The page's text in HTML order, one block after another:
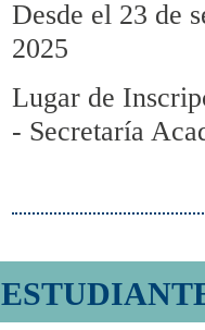
Desde el 23 de
2025
Lugar de
- Secretaría